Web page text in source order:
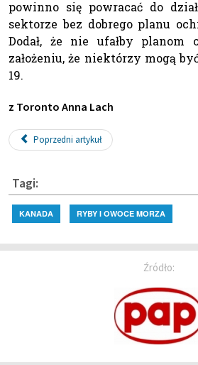
powinno się powracać do
sektorze bez dobrego planu
Dodał, że nie ufałby planom
założeniu, że niektórzy mogą
19.
z Toronto Anna Lach
Poprzedni artykuł
Tagi:
KANADA RYBY I OWOCE MORZA
Źródło: